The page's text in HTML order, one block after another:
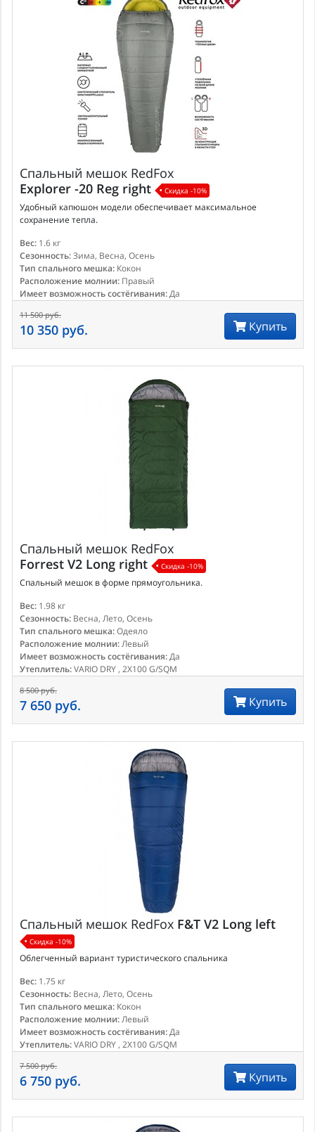
Спальный мешок RedFox
Explorer -20 Reg right
Скидка -10%
Удобный капюшон модели обеспечивает максимальное
сохранение тепла.
Вес: 1.6 кг
Сезонность:Зима, Весна, Осень
Тип спального мешка: Кокон
Расположение молнии: Правый
Имеет возможность состёгивания:Да
11 500 руб.
10 350 руб. Купить
Спальный мешок RedFox
Forrest V2 Long right
Скидка -10%
Спальный мешок в форме прямоугольника.
Вес: 1.98 кг
Сезонность: Весна, Лето, Осень
Тип спального мешка:Одеяло
Расположение молнии:Левый
Имеет возможность состёгивания:Да
Утеплитель:VARIO DRY , 2X100 G/SQM
8 500 руб.
7 650 руб. Купить
Спальный мешок RedFox F&T V2 Long left
Скидка -10%
Облегченный вариант туристического спальника
Вес: 1.75 кг
Сезонность: Весна, Лето, Осень
Тип спального мешка: Кокон
Расположение молнии:Левый
Имеет возможность состёгивания:Да
Утеплитель:VARIO DRY , 2X100 G/SQM
7 500 руб.
6 750 руб. Купить